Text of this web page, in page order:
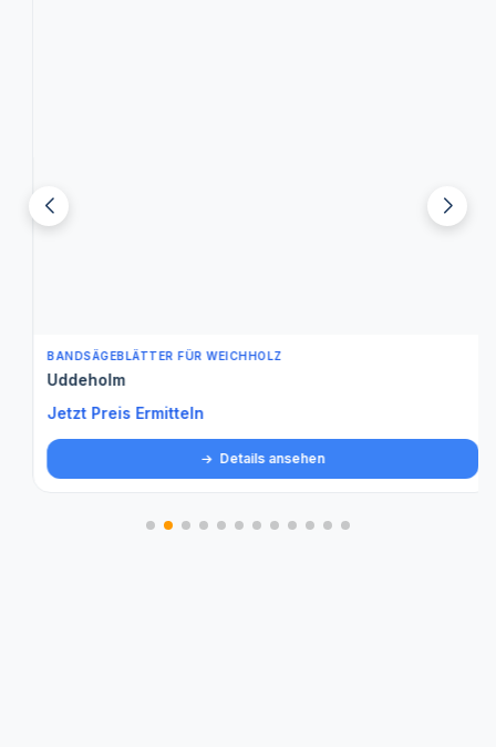
BANDSÄGEBLÄTTER FÜR WEICHHOLZ
Uddeholm
Jetzt Preis Ermitteln
Details ansehen